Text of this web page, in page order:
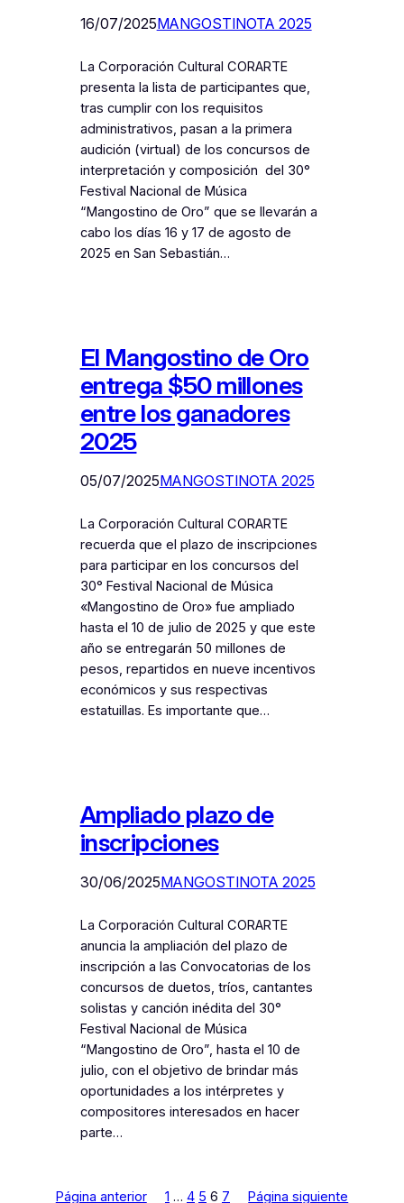
16/07/2025MANGOSTINOTA 2025
La Corporación Cultural CORARTE
presenta la lista de participantes que,
tras cumplir con los requisitos
administrativos, pasan a la primera
audición (virtual) de los concursos de
interpretación y composición del 30°
Festival Nacional de Música
“Mangostino de Oro” que se llevarán a
cabo los días 16 y 17 de agosto de
2025 en San Sebastián…
El Mangostino de Oro
entrega $50 millones
entre los ganadores
2025
05/07/2025MANGOSTINOTA 2025
La Corporación Cultural CORARTE
recuerda que el plazo de inscripciones
para participar en los concursos del
30° Festival Nacional de Música
«Mangostino de Oro» fue ampliado
hasta el 10 de julio de 2025 y que este
año se entregarán 50 millones de
pesos, repartidos en nueve incentivos
económicos y sus respectivas
estatuillas. Es importante que…
Ampliado plazo de
inscripciones
30/06/2025MANGOSTINOTA 2025
La Corporación Cultural CORARTE
anuncia la ampliación del plazo de
inscripción a las Convocatorias de los
concursos de duetos, tríos, cantantes
solistas y canción inédita del 30°
Festival Nacional de Música
“Mangostino de Oro”, hasta el 10 de
julio, con el objetivo de brindar más
oportunidades a los intérpretes y
compositores interesados en hacer
parte…
Página anterior 1 … 4 5 6 7 Página siguiente